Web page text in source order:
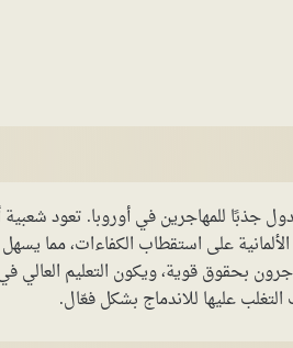
جذبًا للمهاجرين في أوروبا. تعود شعبية
على استقطاب الكفاءات، مما
بحقوق قوية، ويكون التعليم العالي في
عليها للاندماج بشكل فعّال.